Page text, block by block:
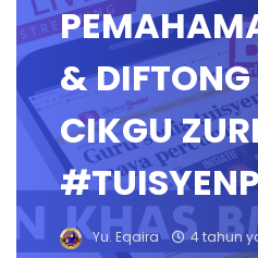
& DIFTONG
CIKGU
Yu. Eqaira 4 tahun